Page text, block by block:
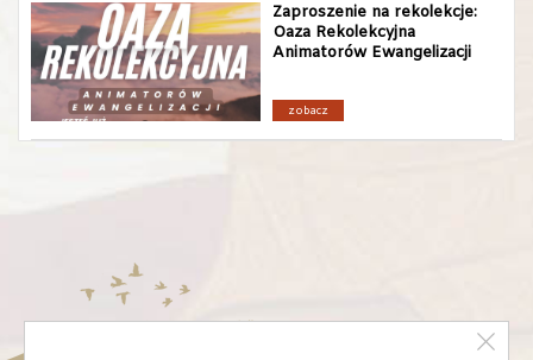
Zaproszenie na rekolekcje:
Oaza Rekolekcyjna
Animatorów Ewangelizacji
zobacz